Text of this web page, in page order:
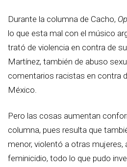
Durante la columna de Cacho,
lo que esta mal con el músico
trató de violencia en contra de
Martínez, también de abuso
comentarios racistas en contra
México.
Pero las cosas aumentan
columna, pues resulta que
menor, violentó a otras mujeres,
feminicidio, todo lo que pudo